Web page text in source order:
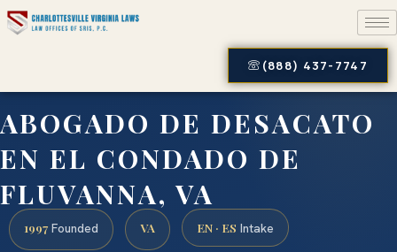
(888) 437-7747
ABOGADO DE DESACATO
EN EL CONDADO DE
FLUVANNA, VA
1997 Founded VA EN · ES Intake